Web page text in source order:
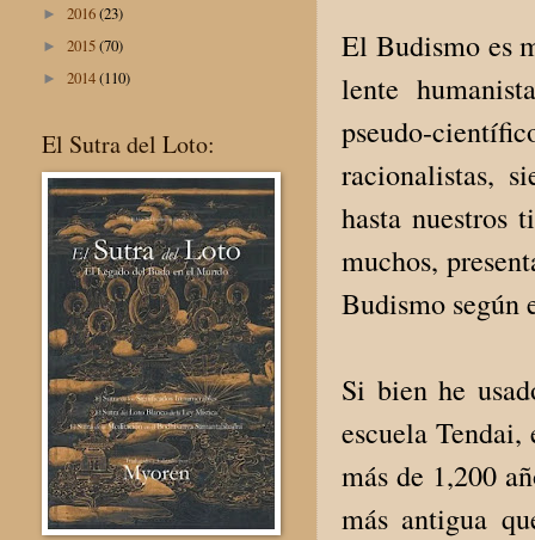
El Budismo es
lente
pseudo-
racionalistas,
hasta nuestros
muchos,
Budismo según
Si bien he
escuela Tendai,
más de 1,200
más antigua
► 2016(23)
► 2015(70)
► 2014(110)
El Sutra del Loto: